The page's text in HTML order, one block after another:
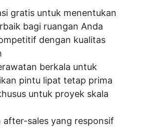
gratis untuk menentukan
bagi ruangan Anda
dengan kualitas
berkala untuk
pintu lipat tetap prima
untuk proyek skala
after-sales yang responsif